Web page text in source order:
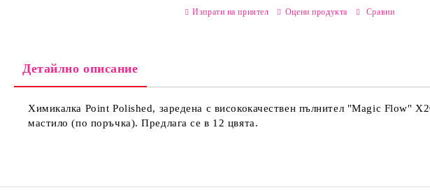
Изпрати на приятел Оцени продукта Сравни
Детайлно описание
Химикалка Point Polished, заредена с висококачествен пълнител "Magic Flow"
мастило (по поръчка). Предлага се в 12 цвята.